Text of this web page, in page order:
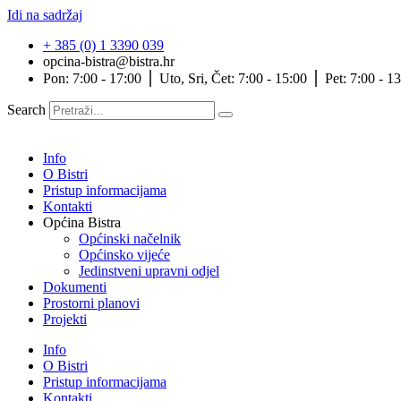
Idi na sadržaj
+ 385 (0) 1 3390 039
opcina-bistra@bistra.hr
Pon: 7:00 - 17:00 ⎪ Uto, Sri, Čet: 7:00 - 15:00 ⎪ Pet: 7:00 -
Search
Info
O Bistri
Pristup informacijama
Kontakti
Općina Bistra
Općinski načelnik
Općinsko vijeće
Jedinstveni upravni odjel
Dokumenti
Prostorni planovi
Projekti
Info
O Bistri
Pristup informacijama
Kontakti